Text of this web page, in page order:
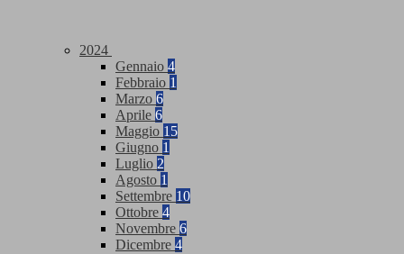
2024
Gennaio 4
Febbraio 1
Marzo 6
Aprile 6
Maggio 15
Giugno 1
Luglio 2
Agosto 1
Settembre 10
Ottobre 4
Novembre 6
Dicembre 4